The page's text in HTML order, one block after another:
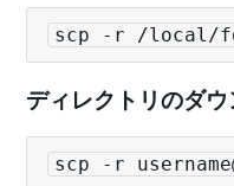
scp -r /local/
ディレクトリのダ
scp -r